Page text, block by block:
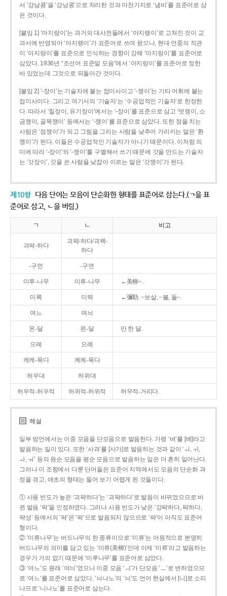
서 ‘강남콩’을 ‘강낭콩’으로 처리한 것과 마찬가지로 ‘냄비’를 표준어로 삼
은 것이다.
[붙임 1] ‘아지랑이’는 과거의 대사전들에서 ‘아지랭이’로 고쳐진 것이 교
과서에 반영되어 ‘아지랭이’가 표준어로 쓰여 왔으나, 현대 언중의 직관
이 ‘아지랑이’를 표준으로 인식하는 경향이 강해 ‘아지랑이’를 표준어로
삼았다. 1936년 “조선어 표준말 모음”에서 ‘아지랑이’를 표준어로 정한
바 있었는데 그것으로 되돌아간 것이다.
[붙임 2] ‘-장이’는 기술자에 붙는 접미사이고 ‘-쟁이’는 기타 어휘에 붙는
접미사이다. 그리고 여기서의 ‘기술자’는 ‘수공업적인 기술자’로 한정한
다. 따라서 ‘칠장이, 유기장이’에서는 ‘-장이’를 표준으로 삼고 ‘멋쟁이, 소
금쟁이, 골목쟁이’ 등에서는 ‘-쟁이’를 표준으로 삼았다. 또한 점을 치는
사람은 ‘점쟁이’가 되고 그림을 그리는 사람을 낮추어 가리키는 말은 ‘환
쟁이’가 된다. 이들은 수공업적인 기술자가 아니기 때문이다. 이처럼 의
미에 따라 ‘-장이’와 ‘-쟁이’를 구별해서 쓰기 때문에 갓을 만드는 기술자
는 ‘갓장이’, 갓을 쓴 사람을 낮잡아 이르는 말은 ‘갓쟁이’가 된다.
제10항 다음 단어는 모음이 단순화한 형태를 표준어로 삼는다.(ㄱ을 표
준어로 삼고, ㄴ을 버림.)
ㄱ ㄴ 비고
괴팍-하다
괴퍅-하다/괴팩-
하다
-구먼 -구면
미루-나무 미류-나무 ←美柳~.
미륵 미력 ←彌勒. ~보살, ~불, 돌~.
여느 여늬
온-달 왼-달 만 한 달.
으레 으례
케케-묵다 켸켸-묵다
허우대 허위대
허우적-허우적 허위적-허위적 허우적-거리다.
해설
일부 방언에서는 이중 모음을 단모음으로 발음한다. 가령 ‘벼’를 [베]라고
발음하는 일이 있다. 또한 ‘사과’를 [사가]로 발음하는 것과 같이 ‘ㅚ, ㅟ,
ㅘ, ㅝ’ 등의 원순 모음을 평순 모음으로 발음하는 일은 더 흔히 일어난다.
그러나 이 조항에서 다룬 단어들은 표준어 지역에서도 모음의 단순화 과
정을 겪고, 애초의 형태는 들어 보기 어렵게 된 것들이다.
① 사용 빈도가 높은 ‘괴퍅하다’는 ‘괴팍하다’로 발음이 바뀌었으므로 바
뀐 발음 ‘팍’을 인정하였다. 그러나 사용 빈도가 낮은 ‘강퍅하다, 퍅하다,
퍅성’ 등에서의 ‘퍅’은 ‘팍’으로 발음되지 않으므로 ‘퍅’이 아직도 표준어
형이다.
② ‘미류나무’는 버드나무의 한 종류이므로 ‘미류’는 어원적으로 분명히
버드나무의 의미를 담고 있는 ‘미류(美柳)’인데 이제 ‘미류’라고 발음하는
경우가 거의 없기 때문에 ‘미루나무’를 표준어로 삼았다.
③ ‘여느’도 원래 ‘여늬’였으나 이중 모음 ‘ㅢ’가 단모음 ‘ㅡ’로 변하였으므
로 ‘여느’를 표준어로 삼았다. ‘늬나노’의 ‘늬’도 언어 현실에서 [니]로 소리
나므로 ‘니나노’를 표준어로 삼는다.